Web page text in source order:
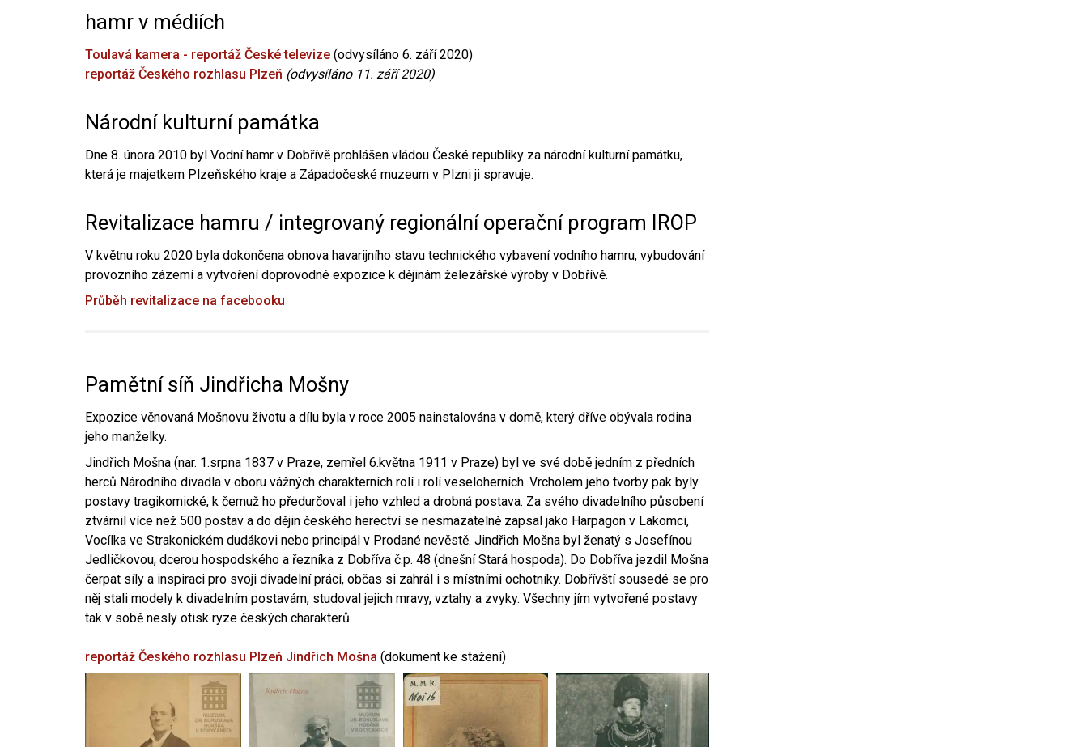
hamr v médiích
Toulavá kamera - reportáž České televize (odvysíláno 6. září 2020)
reportáž Českého rozhlasu Plzeň (odvysíláno 11. září 2020)
Národní kulturní památka
Dne 8. února 2010 byl Vodní hamr v Dobřívě prohlášen vládou České republiky za národní kulturní památku,
která je majetkem Plzeňského kraje a Západočeské muzeum v Plzni ji spravuje.
Revitalizace hamru / integrovaný regionální operační program IROP
V květnu roku 2020 byla dokončena obnova havarijního stavu technického vybavení vodního hamru, vybudování
provozního zázemí a vytvoření doprovodné expozice k dějinám železářské výroby v Dobřívě.
Průběh revitalizace na facebooku
Pamětní síň Jindřicha Mošny
Expozice věnovaná Mošnovu životu a dílu byla v roce 2005 nainstalována v domě, který dříve obývala rodina
jeho manželky.
Jindřich Mošna (nar. 1.srpna 1837 v Praze, zemřel 6.května 1911 v Praze) byl ve své době jedním z předních
herců Národního divadla v oboru vážných charakterních rolí i rolí veseloherních. Vrcholem jeho tvorby pak byly
postavy tragikomické, k čemuž ho předurčoval i jeho vzhled a drobná postava. Za svého divadelního působení
ztvárnil více než 500 postav a do dějin českého herectví se nesmazatelně zapsal jako Harpagon v Lakomci,
Vocílka ve Strakonickém dudákovi nebo principál v Prodané nevěstě. Jindřich Mošna byl ženatý s Josefínou
Jedličkovou, dcerou hospodského a řezníka z Dobříva č.p. 48 (dnešní Stará hospoda). Do Dobříva jezdil Mošna
čerpat síly a inspiraci pro svoji divadelní práci, občas si zahrál i s místními ochotníky. Dobřívští sousedé se pro
něj stali modely k divadelním postavám, studoval jejich mravy, vztahy a zvyky. Všechny jím vytvořené postavy
tak v sobě nesly otisk ryze českých charakterů.
reportáž Českého rozhlasu Plzeň Jindřich Mošna (dokument ke stažení)